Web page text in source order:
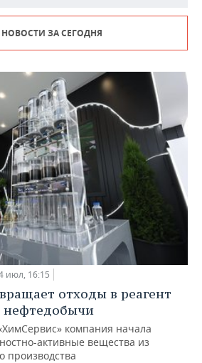
НОВОСТИ ЗА СЕГОДНЯ
июл, 16:15
отходы в реагент
компания начала
активные вещества из
производства